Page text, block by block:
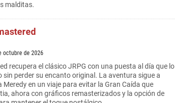
malditas.
octubre de 2026
recupera el clásico JRPG con una puesta al día que lo
sin perder su encanto original. La aventura sigue a
Meredy en un viaje para evitar la Gran Caída que
ahora con gráficos remasterizados y la opción de